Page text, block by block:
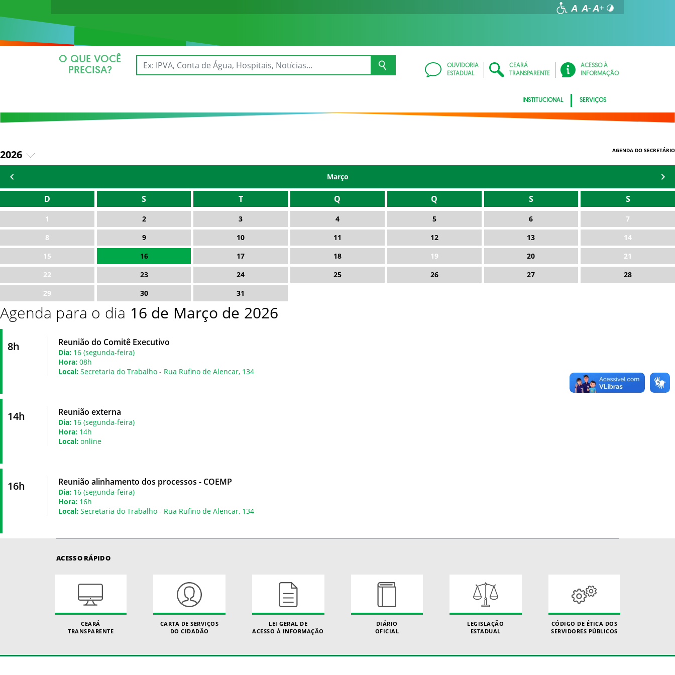
O QUE VOCÊ
PRECISA?
OUVIDORIA
ESTADUAL
CEARÁ
TRANSPARENTE
ACESSO À
INFORMAÇÃO
INSTITUCIONAL SERVIÇOS
2026
2025
AGENDA DO SECRETÁRIO
Março
D S T Q Q S S
1 2 3 4 5 6
7
8
9 10 11 12 13
14
15
16 17 18 19 20
21
22
23 24 25 26 27
28
29
30 31
Agenda para o dia 16 de Março de 2026
8h Reunião do Comitê Executivo
Dia: 16 (segunda-feira)
Hora: 08h
Local: Secretaria do Trabalho - Rua Rufino de Alencar, 134
14h Reunião externa
Dia: 16 (segunda-feira)
Hora: 14h
Local: online
16h Reunião alinhamento dos processos - COEMP
Dia: 16 (segunda-feira)
Hora: 16h
Local: Secretaria do Trabalho - Rua Rufino de Alencar, 134
ACESSO RÁPIDO
CEARÁ
TRANSPARENTE
CARTA DE SERVIÇOS
DO CIDADÃO
LEI GERAL DE
ACESSO À INFORMAÇÃO
DIÁRIO
OFICIAL
LEGISLAÇÃO
ESTADUAL
CÓDIGO DE ÉTICA DOS
SERVIDORES PÚBLICOS